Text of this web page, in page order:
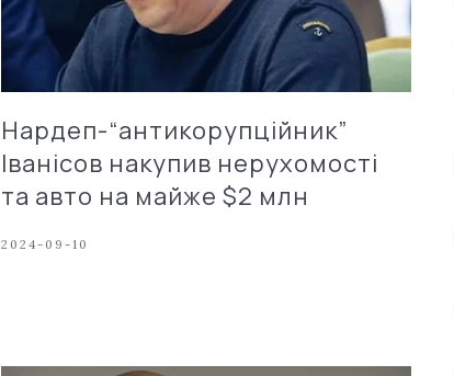
Нардеп-“антикорупційник”
Іванісов накупив нерухомості
та авто на майже $2 млн
2024-09-10